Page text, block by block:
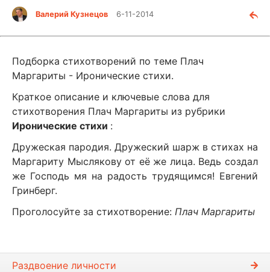
Валерий Кузнецов 6-11-2014
Подборка стихотворений по теме Плач
Маргариты - Иронические стихи.
Краткое описание и ключевые слова для
стихотворения Плач Маргариты из рубрики
Иронические стихи :
Дружеская пародия. Дружеский шарж в стихах на
Маргариту Мыслякову от её же лица. Ведь создал
же Господь мя на радость трудящимся! Евгений
Гринберг.
Проголосуйте за стихотворение: Плач Маргариты
Раздвоение личности